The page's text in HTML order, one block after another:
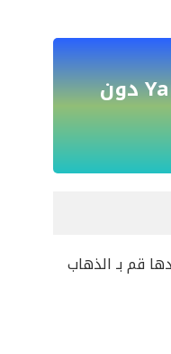
تعرف على كيفية إنشاء بريد إلكترونى على موقع يانديكس Yandex دون
قم بـ الذهاب